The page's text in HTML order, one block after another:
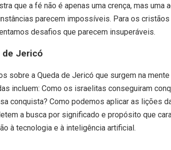
que a fé não é apenas uma crença, mas uma
parecem impossíveis. Para os
desafios que parecem insuperáveis.
de Jericó
sobre a Queda de Jericó que surgem na
incluem: Como os israelitas conseguiram
conquista? Como podemos aplicar as lições
a busca por significado e propósito que
à tecnologia e à inteligência artificial.